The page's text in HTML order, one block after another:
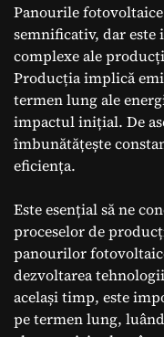
Panourile
semnificativ, dar este
complexe ale
Producția implică
termen lung ale
impactul inițial. De
îmbunătățește
eficiența.
Este esențial să ne
proceselor de
panourilor
dezvoltarea
același timp, este
pe termen lung,